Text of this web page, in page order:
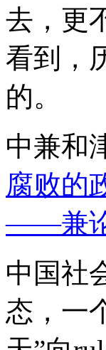
去，更
看到，
的。
中兼和
腐败的
——兼论
中国社
态，一